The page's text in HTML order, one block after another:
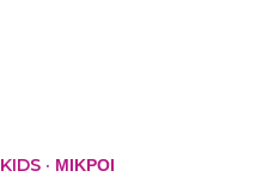
· ΜΙΚΡΟΙ